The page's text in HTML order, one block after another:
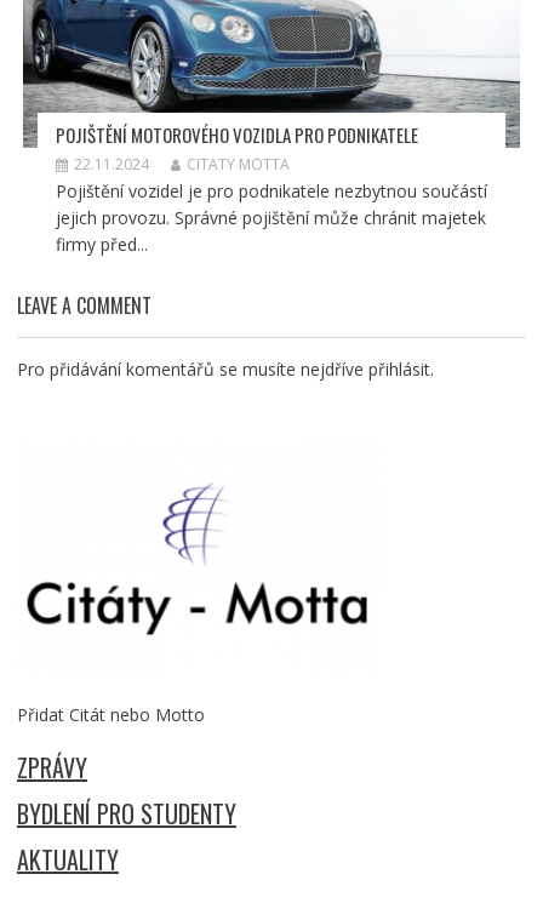
POJIŠTĚNÍ MOTOROVÉHO VOZIDLA PRO PODNIKATELE
22.11.2024 CITATY MOTTA
Pojištění vozidel je pro podnikatele nezbytnou součástí
jejich provozu. Správné pojištění může chránit majetek
firmy před...
LEAVE A COMMENT
Pro přidávání komentářů se musíte nejdříve přihlásit.
Přidat Citát nebo Motto
ZPRÁVY
BYDLENÍ PRO STUDENTY
AKTUALITY